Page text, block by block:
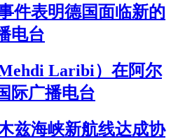
件表明德国面临新的
电台
Laribi）在阿尔
际广播电台
兹海峡新航线达成协